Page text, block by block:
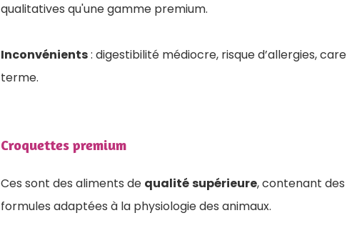
qualitatives qu'une gamme premium.
Inconvénients: digestibilité médiocre, risque d’allergies,
terme.
Croquettes premium
Ces sont des aliments de qualitésupérieure, contenant
formules adaptées à la physiologie des animaux.